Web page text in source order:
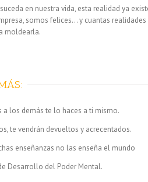
en nuestra vida, esta realidad ya
somos felices… y cuantas
moldearla.
a los demás te lo haces a ti mismo.
te vendrán devueltos y acrecentados.
enseñanzas no las enseña el mundo
Desarrollo del Poder Mental.